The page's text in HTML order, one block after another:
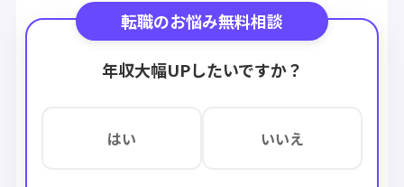
転職のお悩み無料相談
年収大幅UPしたいですか？
はい いいえ